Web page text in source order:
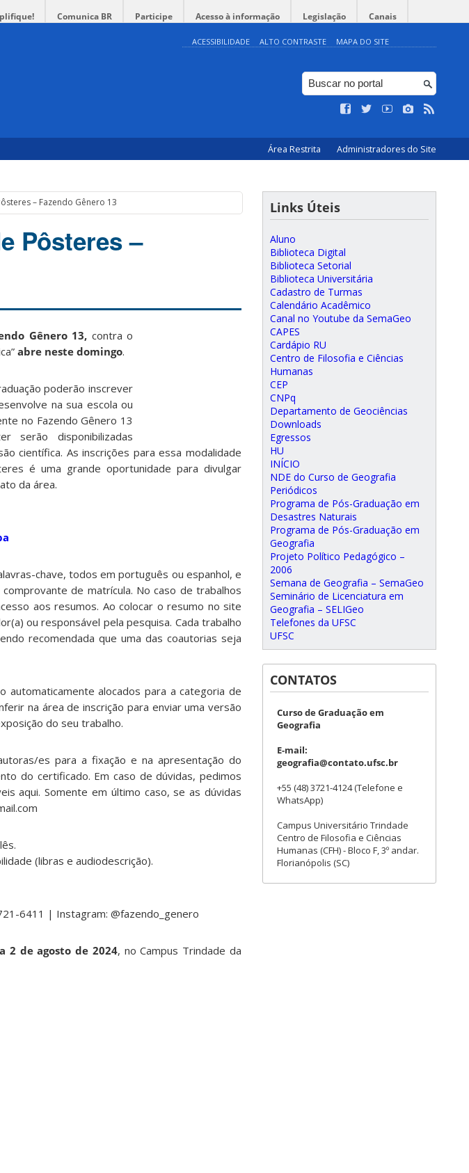
Comunica BR Participe Acesso à informação Legislação Canais
ACESSIBILIDADE ALTO CONTRASTE MAPA DO SITE
Área Restrita Administradores do Site
– Fazendo Gênero 13
Pôsteres –
Gênero 13, contra o
abre neste domingo.
poderão inscrever
na sua escola ou
no Fazendo Gênero 13
disponibilizadas
científica. As inscrições para essa modalidade
é uma grande oportunidade para divulgar
da área.
chave, todos em português ou espanhol, e
de matrícula. No caso de trabalhos
aos resumos. Ao colocar o resumo no site
ou responsável pela pesquisa. Cada trabalho
recomendada que uma das coautorias seja
automaticamente alocados para a categoria de
na área de inscrição para enviar uma versão
do seu trabalho.
es para a fixação e na apresentação do
do certificado. Em caso de dúvidas, pedimos
aqui. Somente em último caso, se as dúvidas
(libras e audiodescrição).
6411 | Instagram: @fazendo_genero
2 de agosto de 2024, no Campus Trindade da
Links Úteis
Aluno
Biblioteca Digital
Biblioteca Setorial
Biblioteca Universitária
Cadastro de Turmas
Calendário Acadêmico
Canal no Youtube da SemaGeo
CAPES
Cardápio RU
Centro de Filosofia e Ciências
Humanas
CEP
CNPq
Departamento de Geociências
Downloads
Egressos
HU
INÍCIO
NDE do Curso de Geografia
Periódicos
Programa de Pós-Graduação em
Desastres Naturais
Programa de Pós-Graduação em
Geografia
Projeto Político Pedagógico –
2006
Semana de Geografia – SemaGeo
Seminário de Licenciatura em
Geografia – SELIGeo
Telefones da UFSC
UFSC
CONTATOS
Curso de Graduação em
Geografia
E-mail:
geografia@contato.ufsc.br
+55 (48) 3721-4124 (Telefone e
WhatsApp)
Campus Universitário Trindade
Centro de Filosofia e Ciências
Humanas (CFH) - Bloco F, 3º andar.
Florianópolis (SC)